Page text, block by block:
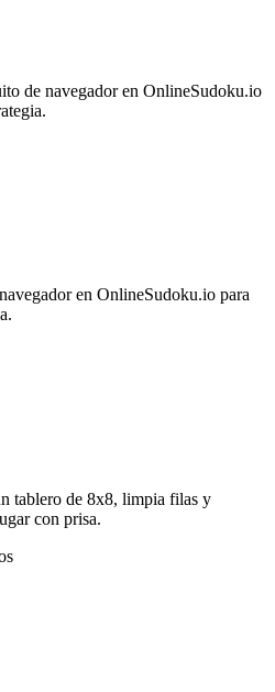
de navegador en OnlineSudoku.io
en OnlineSudoku.io para
tablero de 8x8, limpia filas y
con prisa.